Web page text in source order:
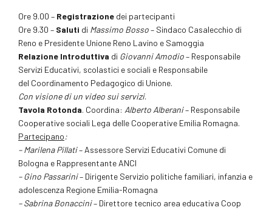
Ore 9.00 – Registrazione dei partecipanti
Ore 9.30 – Saluti di Massimo Bosso– Sindaco Casalecchio di
Reno e Presidente Unione Reno Lavino e Samoggia
Relazione Introduttiva di Giovanni Amodio– Responsabile
Servizi Educativi, scolastici e sociali e Responsabile
del Coordinamento Pedagogico di Unione.
Con visione di un video sui servizi.
Tavola Rotonda. Coordina: Alberto Alberani– Responsabile
Cooperative sociali Lega delle Cooperative Emilia Romagna.
Partecipano:
– Marilena Pillati– Assessore Servizi Educativi Comune di
Bologna e Rappresentante ANCI
– Gino Passarini– Dirigente Servizio politiche familiari, infanzia e
adolescenza Regione Emilia-Romagna
– Sabrina Bonaccini– Direttore tecnico area educativa Coop